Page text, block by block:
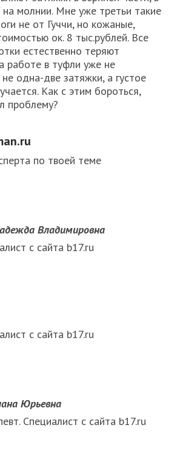
на молнии. Мне уже третьи такие
не от Гуччи, но кожаные,
ок. 8 тыс.рублей. Все
естественно теряют
работе в туфли уже не
не одна-две затяжки, а густое
Как с этим бороться,
проблему?
по твоей теме
Владимировна
с сайта b17.ru
с сайта b17.ru
Юрьевна
Специалист с сайта b17.ru